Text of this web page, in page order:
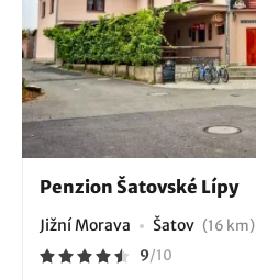
Penzion Šatovské Lípy
Jižní Morava Šatov (16 km)
9/10